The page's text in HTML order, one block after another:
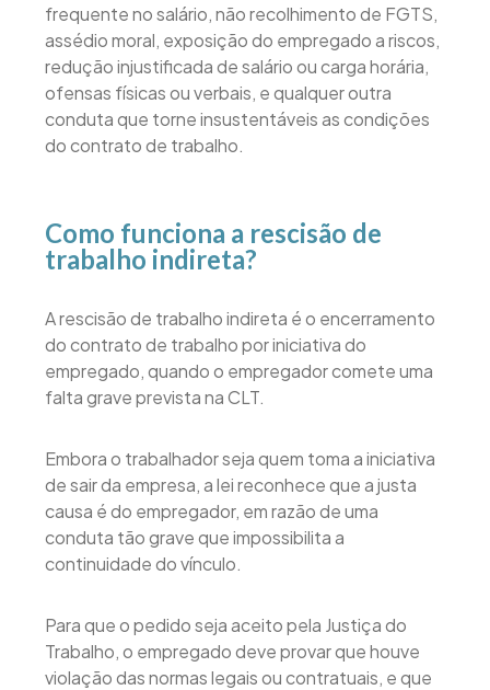
frequente no salário, não recolhimento de FGTS,
assédio moral, exposição do empregado a riscos,
redução injustificada de salário ou carga horária,
ofensas físicas ou verbais, e qualquer outra
conduta que torne insustentáveis as condições
do contrato de trabalho.
Como funciona a rescisão de
trabalho indireta?
A rescisão de trabalho indireta é o encerramento
do contrato de trabalho por iniciativa do
empregado, quando o empregador comete uma
falta grave prevista na CLT.
Embora o trabalhador seja quem toma a iniciativa
de sair da empresa, a lei reconhece que a justa
causa é do empregador, em razão de uma
conduta tão grave que impossibilita a
continuidade do vínculo.
Para que o pedido seja aceito pela Justiça do
Trabalho, o empregado deve provar que houve
violação das normas legais ou contratuais, e que